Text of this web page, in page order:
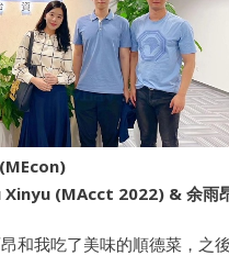
(MAcct 2022) & 余雨
昂和我吃了美味的順德菜，